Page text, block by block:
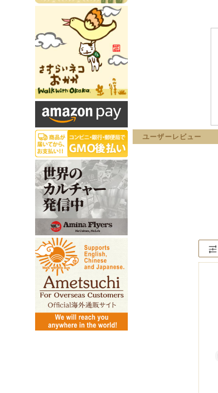
ユーザーレビュー